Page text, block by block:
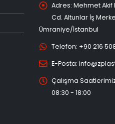
Adres: Mehmet Akif
Cd. Altunlar İş
Ümraniye/İstanbul
Telefon: +90 216
E-Posta:
Çalışma
08:30 - 18:00